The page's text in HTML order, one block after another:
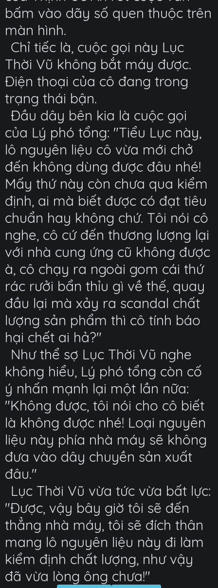
bấm vào dãy số quen thuộc trên
màn hình.
Chỉ tiếc là, cuộc gọi này Lục
Thời Vũ không bắt máy được.
Điện thoại của cô đang trong
trạng thái bận.
Đầu dây bên kia là cuộc gọi
của Lý phó tổng: "Tiểu Lục này,
lô nguyên liệu cô vừa mới chở
đến không dùng được đâu nhé!
Mấy thứ này còn chưa qua kiểm
định, ai mà biết được có đạt tiêu
chuẩn hay không chứ. Tôi nói cô
nghe, cô cứ đến thương lượng lại
với nhà cung ứng cũ không được
à, cô chạy ra ngoài gom cái thứ
rác rưởi bẩn thỉu gì về thế, quay
đầu lại mà xảy ra scandal chất
lượng sản phẩm thì cô tính báo
hại chết ai hả?"
Như thể sợ Lục Thời Vũ nghe
không hiểu, Lý phó tổng còn cố
ý nhấn mạnh lại một lần nữa:
"Không được, tôi nói cho cô biết
là không được nhé! Loại nguyên
liệu này phía nhà máy sẽ không
đưa vào dây chuyền sản xuất
đâu."
Lục Thời Vũ vừa tức vừa bất lực:
"Được, vậy bây giờ tôi sẽ đến
thẳng nhà máy, tôi sẽ đích thân
mang lô nguyên liệu này đi làm
kiểm định chất lượng, như vậy
đã vừa lòng ông chưa!"